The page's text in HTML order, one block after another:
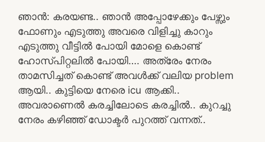
ഞാൻ: കരയണ്ട.. ഞാൻ അപ്പോഴേക്കും പേഴ്സും
ഫോണും എടുത്തു അവരെ വിളിച്ചു കാറും
എടുത്തു വീട്ടിൽ പോയി മോളെ കൊണ്ട്
ഹോസ്പിറ്റലിൽ പോയി…. അത്രേം നേരം
താമസിച്ചത് കൊണ്ട് അവൾക്ക് വലിയ problem
ആയി.. കുട്ടിയെ നേരെ icu ആക്കി..
അവരാണെൽ കരച്ചിലോടെ കരച്ചിൽ.. കുറച്ചു
നേരം കഴിഞ്ഞ് ഡോക്ടർ പുറത്ത് വന്നത്..